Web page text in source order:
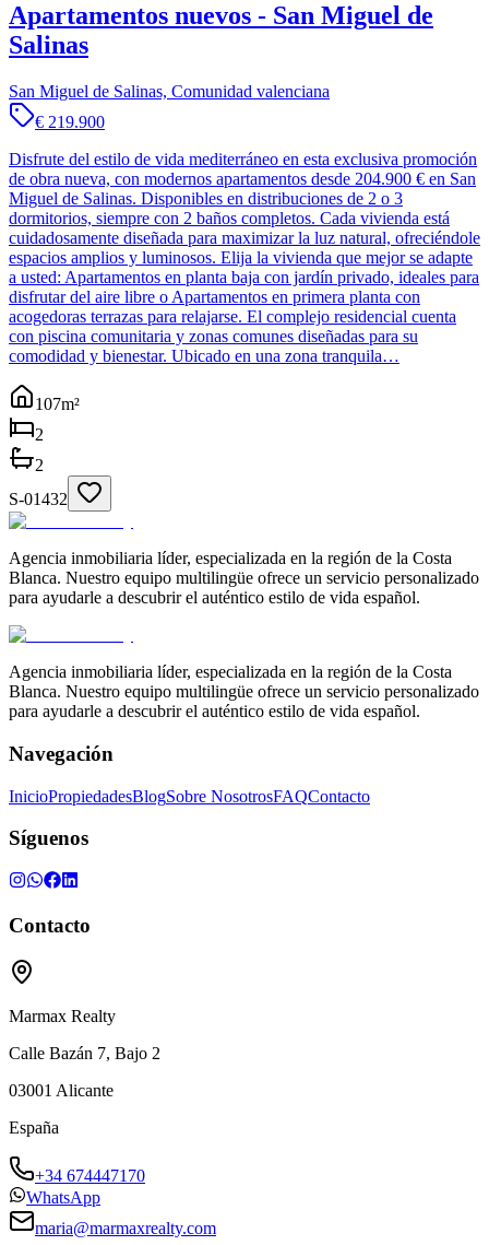
Apartamentos nuevos - San Miguel de
Salinas
San Miguel de Salinas, Comunidad valenciana
€ 219.900
Disfrute del estilo de vida mediterráneo en esta exclusiva promoción
de obra nueva, con modernos apartamentos desde 204.900 € en San
Miguel de Salinas. Disponibles en distribuciones de 2 o 3
dormitorios, siempre con 2 baños completos. Cada vivienda está
cuidadosamente diseñada para maximizar la luz natural, ofreciéndole
espacios amplios y luminosos. Elija la vivienda que mejor se adapte
a usted: Apartamentos en planta baja con jardín privado, ideales para
disfrutar del aire libre o Apartamentos en primera planta con
acogedoras terrazas para relajarse. El complejo residencial cuenta
con piscina comunitaria y zonas comunes diseñadas para su
comodidad y bienestar. Ubicado en una zona tranquila…
107m²
2
2
S-01432
Agencia inmobiliaria líder, especializada en la región de la Costa
Blanca. Nuestro equipo multilingüe ofrece un servicio personalizado
para ayudarle a descubrir el auténtico estilo de vida español.
Agencia inmobiliaria líder, especializada en la región de la Costa
Blanca. Nuestro equipo multilingüe ofrece un servicio personalizado
para ayudarle a descubrir el auténtico estilo de vida español.
Navegación
InicioPropiedadesBlogSobre NosotrosFAQContacto
Síguenos
Contacto
Marmax Realty
Calle Bazán 7, Bajo 2
03001 Alicante
España
+34 674447170
WhatsApp
maria@marmaxrealty.com